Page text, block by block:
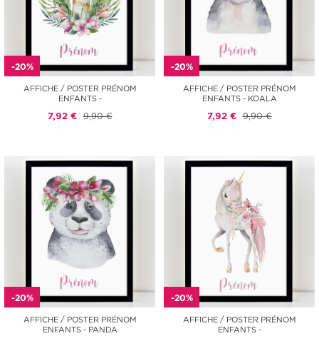
-20%
AFFICHE / POSTER PRÉNOM
ENFANTS -
7,92 € 9,90 €
-20%
AFFICHE / POSTER PRÉNOM
ENFANTS - KOALA
7,92 € 9,90 €
-20%
AFFICHE / POSTER PRÉNOM
ENFANTS - PANDA
-20%
AFFICHE / POSTER PRÉNOM
ENFANTS -